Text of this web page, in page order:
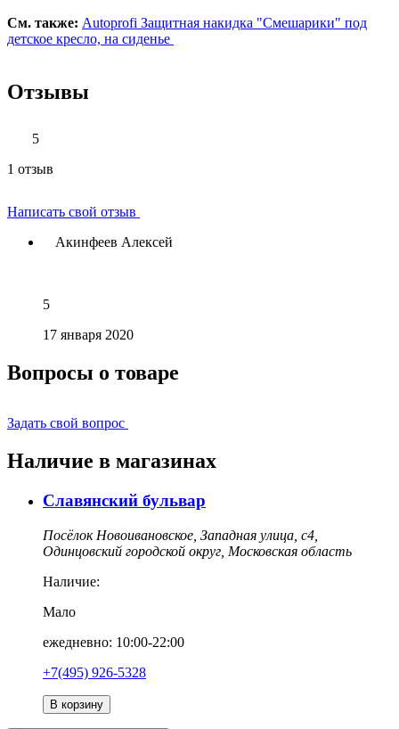
См. также: Autoprofi Защитная накидка "Смешарики" под
детское кресло, на сиденье
Отзывы
5
1 отзыв
Написать свой отзыв
Акинфеев Алексей
5
17 января 2020
Вопросы о товаре
Задать свой вопрос
Наличие в магазинах
Славянский бульвар
Посёлок Новоивановское, Западная улица, с4,
Одинцовский городской округ, Московская область
Наличие:
Мало
ежедневно: 10:00-22:00
+7(495) 926-5328
В корзину